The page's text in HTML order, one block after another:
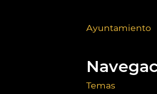
Ayuntamiento
Temas